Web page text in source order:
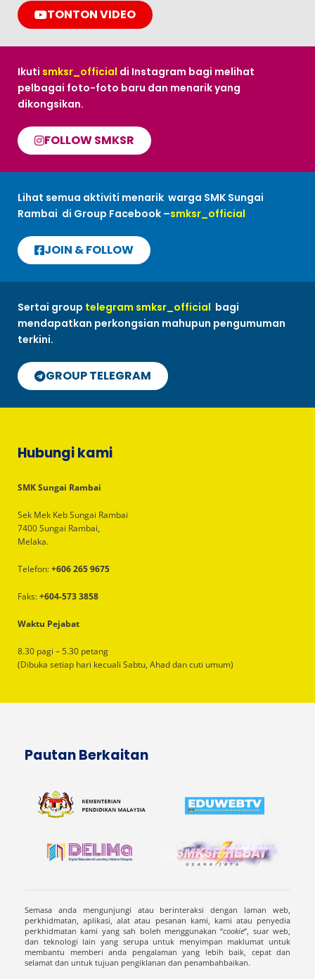
TONTON VIDEO
Ikuti smksr_official di Instagram bagi melihat
pelbagai foto-foto baru dan menarik yang
dikongsikan.
FOLLOW SMKSR
Lihat semua aktiviti menarik warga SMK Sungai
Rambai di Group Facebook –smksr_official
JOIN & FOLLOW
Sertai group telegram smksr_official bagi
mendapatkan perkongsian mahupun pengumuman
terkini.
GROUP TELEGRAM
Hubungi kami
SMK Sungai Rambai
Sek Mek Keb Sungai Rambai
7400 Sungai Rambai,
Melaka.
Telefon:+606 265 9675
Faks:+604-573 3858
Waktu Pejabat
8.30 pagi – 5.30 petang
(Dibuka setiap hari kecuali Sabtu, Ahad dan cuti umum)
Pautan Berkaitan
Semasa anda mengunjungi atau berinteraksi dengan laman web,
perkhidmatan, aplikasi, alat atau pesanan kami, kami atau penyedia
perkhidmatan kami yang sah boleh menggunakan “cookie“, suar web,
dan teknologi lain yang serupa untuk menyimpan maklumat untuk
membantu memberi anda pengalaman yang lebih baik, cepat dan
selamat dan untuk tujuan pengiklanan dan penambahbaikan.